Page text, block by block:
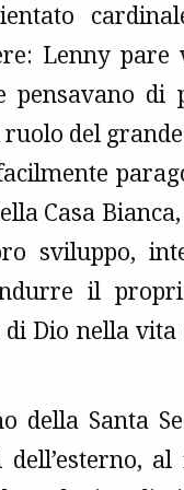
Lenny
pensavano di
del
Casa
sviluppo,
il
Dio nella
della Santa